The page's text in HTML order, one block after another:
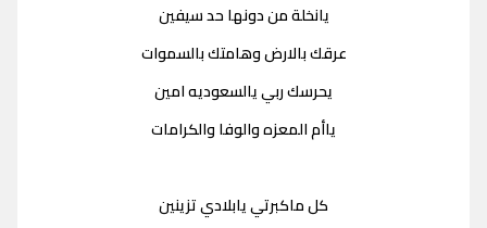
يانخلة من دونها حد سيفين
عرقك بالارض وهامتك بالسموات
يحرسك ربي يالسعوديه امين
ياأم المعزه والوفا والكرامات
كل ماكبرتي يابلادي تزينين